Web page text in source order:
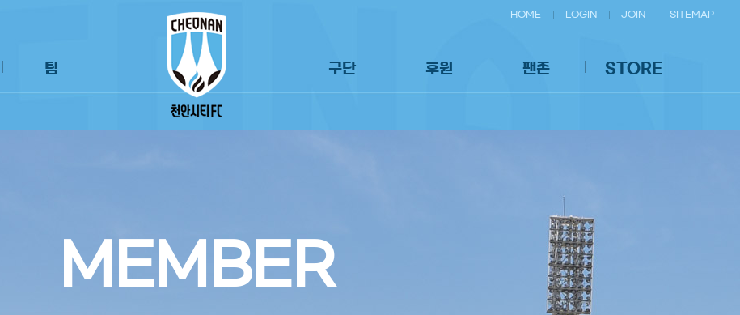
HOME LOGIN JOIN SITEMAP
팀 구단 후원 팬존 STORE
MEMBER